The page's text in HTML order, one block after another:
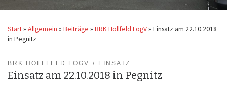
Start» Allgemein » Beiträge » BRK Hollfeld LogV» Einsatz am 22.10.2018
in Pegnitz
BRK HOLLFELD LOGV EINSATZ
Einsatz am 22.10.2018 in Pegnitz